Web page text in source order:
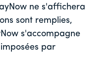
ne s'affichera
sont remplies,
s'accompagne
par